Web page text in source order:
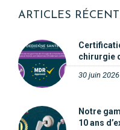
ARTICLES
chirurgie
30 juin 2026
Notre
10 ans